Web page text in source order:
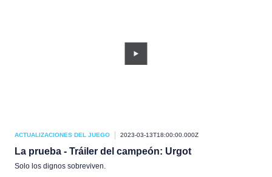
ACTUALIZACIONES DEL JUEGO 2023-03-13T18:00:00.000Z
La prueba - Tráiler del campeón: Urgot
Solo los dignos sobreviven.